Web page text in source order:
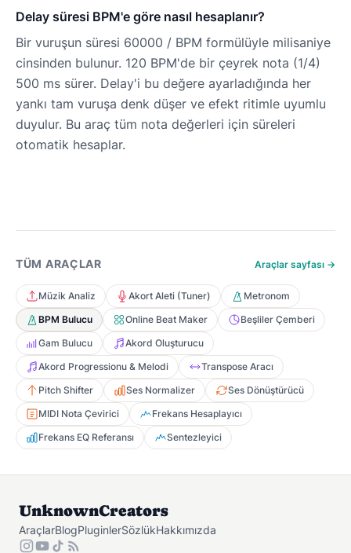
Delay süresi BPM'e göre nasıl hesaplanır?
Bir vuruşun süresi 60000 / BPM formülüyle milisaniye
cinsinden bulunur. 120 BPM'de bir çeyrek nota (1/4)
500 ms sürer. Delay'i bu değere ayarladığında her
yankı tam vuruşa denk düşer ve efekt ritimle uyumlu
duyulur. Bu araç tüm nota değerleri için süreleri
otomatik hesaplar.
TÜM ARAÇLAR Araçlar sayfası →
Müzik Analiz Akort Aleti (Tuner)
Metronom
BPM Bulucu
Online Beat Maker
Beşliler Çemberi
Gam Bulucu
Akord Oluşturucu
Akord Progressionu & Melodi
Transpose Aracı
Pitch Shifter
Ses Normalizer
Ses Dönüştürücü
MIDI Nota Çevirici
Frekans Hesaplayıcı
Frekans EQ Referansı
Sentezleyici
UnknownCreators
AraçlarBlogPluginlerSözlükHakkımızda